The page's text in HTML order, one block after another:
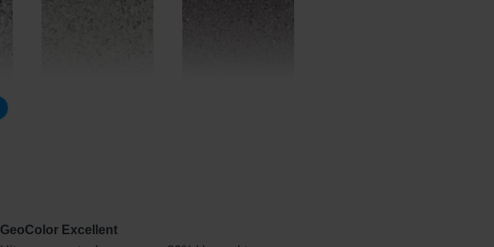
GeoColor Excellent